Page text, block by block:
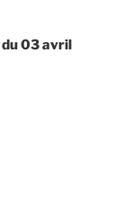
du 03 avril